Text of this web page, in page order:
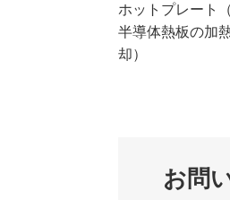
ホットプレート
半導体熱板の加
却）
お問